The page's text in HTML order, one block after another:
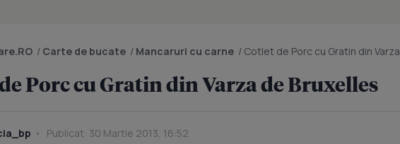
/ Carte de bucate / Mancaruri cu carne / Cotlet de Porc cu Gratin din Varza de Bruxelles
Porc cu Gratin din Varza de Bruxelles
Publicat: 30 Martie 2013, 16:52